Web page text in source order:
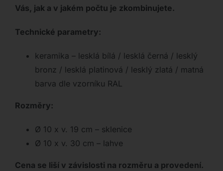
Vás, jak a v jakém počtu je zkombinujete.
Technické parametry:
keramika – lesklá bílá / lesklá černá / lesklý
bronz / lesklá platinová / lesklý zlatá / matná
barva dle vzorníku RAL
Rozměry:
Ø 10 x v. 19 cm – sklenice
Ø 10 x v. 30 cm – lahve
Cena se liší v závislosti na rozměru a provedení.